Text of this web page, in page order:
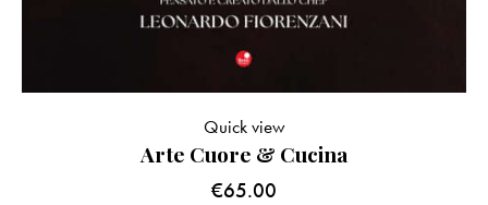
Arte Cuore & Cucina
€65.00
Quick view